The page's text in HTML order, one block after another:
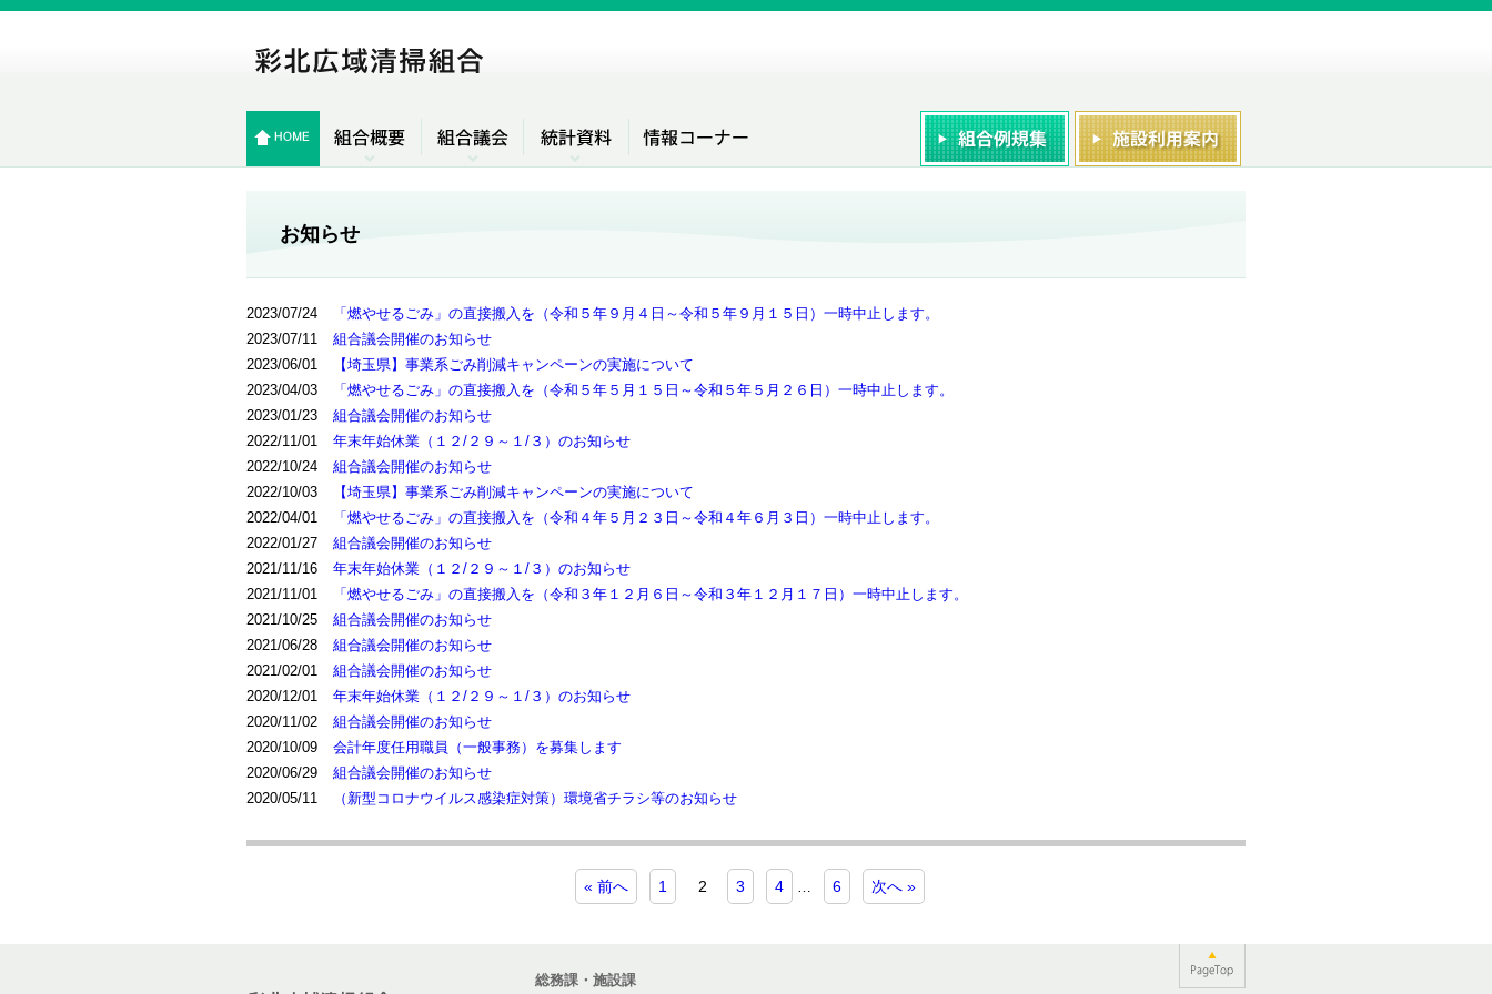
お知らせ
2023/07/24
「燃やせるごみ」の直接搬入を（令和５年９月４日～令和５年９月１５日）一時中止します。
2023/07/11
組合議会開催のお知らせ
2023/06/01
【埼玉県】事業系ごみ削減キャンペーンの実施について
2023/04/03
「燃やせるごみ」の直接搬入を（令和５年５月１５日～令和５年５月２６日）一時中止します。
2023/01/23
組合議会開催のお知らせ
2022/11/01
年末年始休業（１２/２９～１/３）のお知らせ
2022/10/24
組合議会開催のお知らせ
2022/10/03
【埼玉県】事業系ごみ削減キャンペーンの実施について
2022/04/01
「燃やせるごみ」の直接搬入を（令和４年５月２３日～令和４年６月３日）一時中止します。
2022/01/27
組合議会開催のお知らせ
2021/11/16
年末年始休業（１２/２９～１/３）のお知らせ
2021/11/01
「燃やせるごみ」の直接搬入を（令和３年１２月６日～令和３年１２月１７日）一時中止します。
2021/10/25
組合議会開催のお知らせ
2021/06/28
組合議会開催のお知らせ
2021/02/01
組合議会開催のお知らせ
2020/12/01
年末年始休業（１２/２９～１/３）のお知らせ
2020/11/02
組合議会開催のお知らせ
2020/10/09
会計年度任用職員（一般事務）を募集します
2020/06/29
組合議会開催のお知らせ
2020/05/11
（新型コロナウイルス感染症対策）環境省チラシ等のお知らせ
« 前へ 1 2 3 4 … 6 次へ »
総務課・施設課